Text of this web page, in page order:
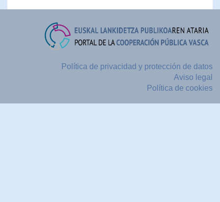
Política de privacidad y protección de datos
Aviso legal
Política de cookies